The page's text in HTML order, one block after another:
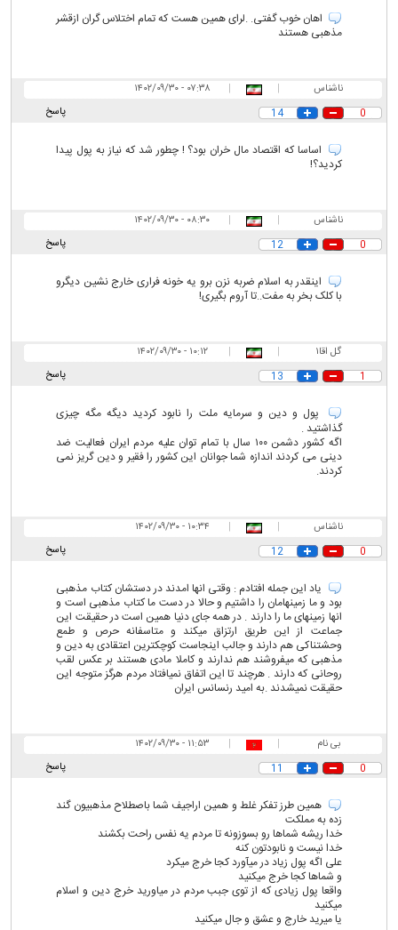
اهان خوب گفتی. .لرای همین هست که تمام اختلاس گران ازقشر
مذهبی هستند
ناشناس |
|
۰۷:۳۸ - ۱۴۰۲/۰۹/۳۰
پاسخ
0
14
اساسا که اقتصاد مال خران بود؟ ! چطور شد که نیاز به پول پیدا
کردید؟!
ناشناس |
|
۰۸:۳۰ - ۱۴۰۲/۰۹/۳۰
پاسخ
0
12
اینقدر به اسلام ضربه نزن برو یه خونه فراری خارج نشین دیگرو
با کلک بخر به مفت..تا آروم بگیری!
گل اقا۱ |
|
۱۰:۱۲ - ۱۴۰۲/۰۹/۳۰
پاسخ
1
13
پول و دین و سرمایه ملت را نابود کردید دیگه مگه چیزی
گذاشتید .
اگه کشور دشمن ۱۰۰ سال با تمام توان علیه مردم ایران فعالیت ضد
دینی می کردند اندازه شما جوانان این کشور را فقیر و دین گریز نمی
کردند.
ناشناس |
|
۱۰:۳۴ - ۱۴۰۲/۰۹/۳۰
پاسخ
0
12
یاد این جمله افتادم : وقتی انها امدند در دستشان کتاب مذهبی
بود و ما زمینهامان را داشتیم و حالا در دست ما کتاب مذهبی است و
انها زمینهای ما را دارند . در همه جای دنیا همین است در حقیقت این
جماعت از این طریق ارتزاق میکند و متاسفانه حرص و طمع
وحشتناکی هم دارند و جالب اینجاست کوچکترین اعتقادی به دین و
مذهبی که میفروشند هم ندارند و کاملا مادی هستند بر عکس لقب
روحانی که دارند . هرچند تا این اتفاق نمیافتاد مردم هرگز متوجه این
حقیقت نمیشدند .به امید رنسانس ایران
بی نام |
|
۱۱:۵۳ - ۱۴۰۲/۰۹/۳۰
پاسخ
0
11
همین طرز تفکر غلط و همین اراجیف شما باصطلاح مذهبیون گند
زده به مملکت
خدا ریشه شماها رو بسوزونه تا مردم یه نفس راحت بکشند
خدا نیست و نابودتون کنه
علی اگه پول زیاد در میآورد کجا خرج میکرد
و شماها کجا خرج میکنید
واقعا پول زیادی که از توی جبب مردم در میاورید خرج دین و اسلام
میکنید
یا میرید خارج و عشق و جال میکنید